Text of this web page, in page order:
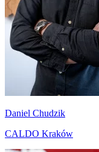
Daniel Chudzik
CALDO Kraków